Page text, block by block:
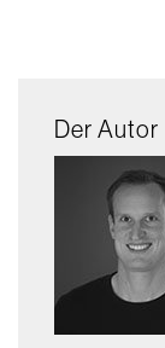
Der Autor